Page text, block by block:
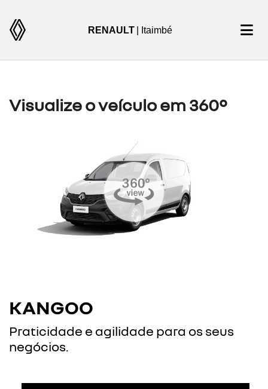
RENAULT | Itaimbé
Visualize o veículo em 360°
KANGOO
Praticidade e agilidade para os seus
negócios.